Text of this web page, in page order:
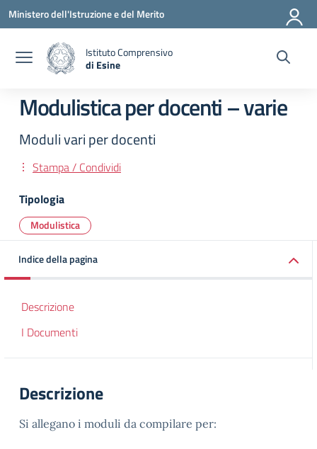
Vai ai contenuti
Vai al menu di navigazione
Vai al footer
Ministero dell'Istruzione e del Merito
Istituto Comprensivo
di Esine
Modulistica per docenti – varie
Moduli vari per docenti
Stampa / Condividi
Tipologia
Modulistica
Indice della pagina
Descrizione
I Documenti
Descrizione
Si allegano i moduli da compilare per: